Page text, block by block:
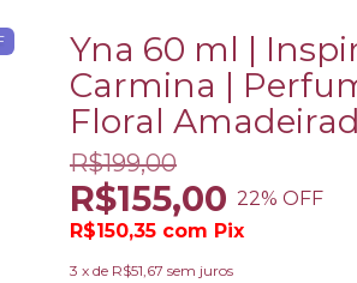
Yna 60 ml |
Carmina |
Floral
R$199,00
R$155,00 22% OFF
R$150,35 com Pix
3 x de R$51,67 sem juros